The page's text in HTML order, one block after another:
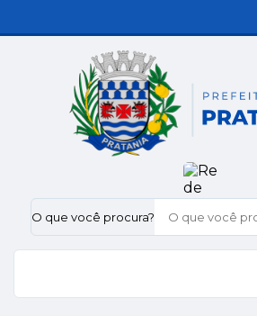
O que você procura?